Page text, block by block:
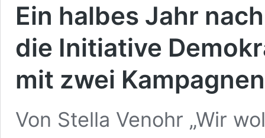
Ein halbes Jahr
die Initiative
mit zwei Kampagnen
Von Stella Venohr „Wir